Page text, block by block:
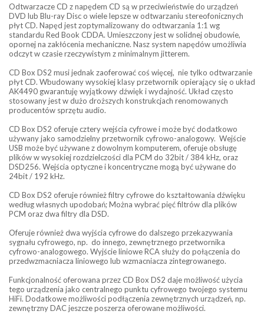
Odtwarzacze CD z napędem CD są w przeciwieństwie do urządzeń
DVD lub Blu-ray Disc o wiele lepsze w odtwarzaniu stereofonicznych
płyt CD. Napęd jest zoptymalizowany do odtwarzania 1:1 wg
standardu Red Book CDDA. Umieszczony jest w solidnej obudowie,
opornej na zakłócenia mechaniczne. Nasz system napędów umożliwia
odczyt w czasie rzeczywistym z minimalnym jitterem.
CD Box DS2 musi jednak zaoferować coś więcej, nie tylko odtwarzanie
płyt CD. Wbudowany wysokiej klasy przetwornik opierający się o układ
AK4490 gwarantuję wyjątkowy dźwięk i wydajność. Układ często
stosowany jest w dużo droższych konstrukcjach renomowanych
producentów sprzętu audio.
CD Box DS2 oferuje cztery wejścia cyfrowe i może być dodatkowo
używany jako samodzielny przetwornik cyfrowo-analogowy. Wejście
USB może być używane z dowolnym komputerem, oferuje obsługę
plików w wysokiej rozdzielczości dla PCM do 32bit / 384 kHz, oraz
DSD256. Wejścia optyczne i koncentryczne mogą być używane do
24bit / 192 kHz.
CD Box DS2 oferuje również filtry cyfrowe do kształtowania dźwięku
według własnych upodobań; Można wybrać pięć filtrów dla plików
PCM oraz dwa filtry dla DSD.
Oferuje również dwa wyjścia cyfrowe do dalszego przekazywania
sygnału cyfrowego, np. do innego, zewnętrznego przetwornika
cyfrowo-analogowego. Wyjście liniowe RCA służy do połączenia do
przedwzmacniacza liniowego lub wzmacniacza zintegrowanego.
Funkcjonalność oferowana przez CD Box DS2 daje możliwość użycia
tego urządzenia jako centralnego punktu cyfrowego twojego systemu
HiFi. Dodatkowe możliwości podłączenia zewnętrznych urządzeń, np.
zewnętrzny DAC jeszcze poszerza oferowane możliwości.